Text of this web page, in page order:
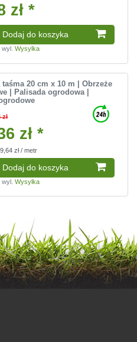
zł *
Dodaj do koszyka
wyl.Wysylka
taśma 20 cm x 10 m | Obrzeże
| Palisada ogrodowa |
zł
zł *
zł / metr
Dodaj do koszyka
wyl.Wysylka